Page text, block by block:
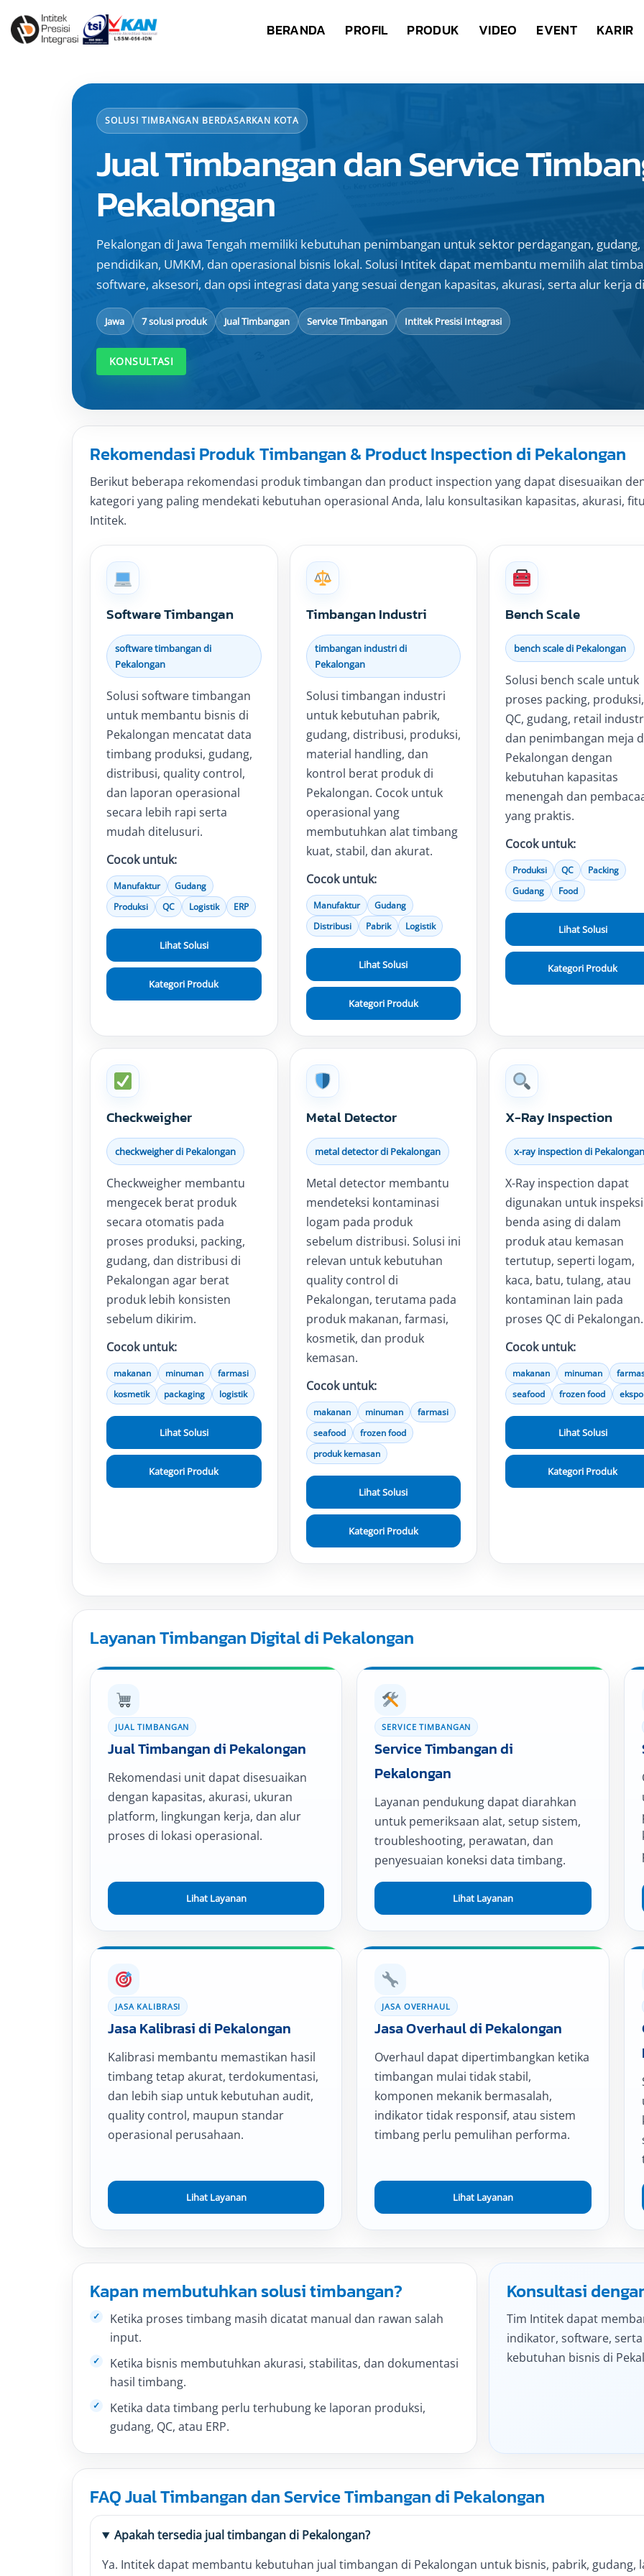
to
content
BERANDA PROFIL PRODUK VIDEO EVENT KARIR
SOLUSI TIMBANGAN BERDASARKAN KOTA
Jual Timbangan dan Service
Pekalongan
Pekalongan di Jawa Tengah memiliki kebutuhan penimbangan untuk sektor perdagangan,
pendidikan, UMKM, dan operasional bisnis lokal. Solusi Intitek dapat membantu memilih alat
software, aksesori, dan opsi integrasi data yang sesuai dengan kapasitas, akurasi, serta alur kerja
Jawa 7 solusi produk Jual Timbangan Service Timbangan Intitek Presisi Integrasi
KONSULTASI
Rekomendasi Produk Timbangan & Product Inspection di Pekalongan
Berikut beberapa rekomendasi produk timbangan dan product inspection yang dapat disesuaikan
kategori yang paling mendekati kebutuhan operasional Anda, lalu konsultasikan kapasitas, akurasi,
Intitek.
Software Timbangan
software timbangan di
Pekalongan
Solusi software timbangan
untuk membantu bisnis di
Pekalongan mencatat data
timbang produksi, gudang,
distribusi, quality control,
dan laporan operasional
secara lebih rapi serta
mudah ditelusuri.
Cocok untuk:
Manufaktur
Gudang
Produksi
QC Logistik ERP
Lihat Solusi
Kategori Produk
Timbangan Industri
timbangan industri di
Pekalongan
Solusi timbangan industri
untuk kebutuhan pabrik,
gudang, distribusi, produksi,
material handling, dan
kontrol berat produk di
Pekalongan. Cocok untuk
operasional yang
membutuhkan alat timbang
kuat, stabil, dan akurat.
Cocok untuk:
Manufaktur
Gudang
Distribusi
Pabrik Logistik
Lihat Solusi
Kategori Produk
Bench Scale
bench scale di Pekalongan
Solusi bench scale untuk
proses packing, produksi,
QC, gudang, retail
dan penimbangan meja
Pekalongan dengan
kebutuhan kapasitas
menengah dan
yang praktis.
Cocok untuk:
Produksi QC
Packing
Gudang
Food
Lihat Solusi
Kategori Produk
Checkweigher
checkweigher di Pekalongan
Checkweigher membantu
mengecek berat produk
secara otomatis pada
proses produksi, packing,
gudang, dan distribusi di
Pekalongan agar berat
produk lebih konsisten
sebelum dikirim.
Cocok untuk:
makanan minuman
farmasi
kosmetik
packaging logistik
Lihat Solusi
Kategori Produk
Metal Detector
metal detector di Pekalongan
Metal detector membantu
mendeteksi kontaminasi
logam pada produk
sebelum distribusi. Solusi ini
relevan untuk kebutuhan
quality control di
Pekalongan, terutama pada
produk makanan, farmasi,
kosmetik, dan produk
kemasan.
Cocok untuk:
makanan minuman
farmasi
seafood
frozen food
produk kemasan
Lihat Solusi
Kategori Produk
X-Ray Inspection
x-ray inspection di Pekalongan
X-Ray inspection dapat
digunakan untuk inspeksi
benda asing di dalam
produk atau kemasan
tertutup, seperti logam,
kaca, batu, tulang, atau
kontaminan lain pada
proses QC di Pekalongan.
Cocok untuk:
makanan minuman
seafood
frozen food
Lihat Solusi
Kategori Produk
Layanan Timbangan Digital di Pekalongan
JUAL TIMBANGAN
Jual Timbangan di Pekalongan
Rekomendasi unit dapat disesuaikan
dengan kapasitas, akurasi, ukuran
platform, lingkungan kerja, dan alur
proses di lokasi operasional.
Lihat Layanan
SERVICE TIMBANGAN
Service Timbangan di
Pekalongan
Layanan pendukung dapat diarahkan
untuk pemeriksaan alat, setup sistem,
troubleshooting, perawatan, dan
penyesuaian koneksi data timbang.
Lihat Layanan
JASA KALIBRASI
Jasa Kalibrasi di Pekalongan
Kalibrasi membantu memastikan hasil
timbang tetap akurat, terdokumentasi,
dan lebih siap untuk kebutuhan audit,
quality control, maupun standar
operasional perusahaan.
Lihat Layanan
JASA OVERHAUL
Jasa Overhaul di Pekalongan
Overhaul dapat dipertimbangkan ketika
timbangan mulai tidak stabil,
komponen mekanik bermasalah,
indikator tidak responsif, atau sistem
timbang perlu pemulihan performa.
Lihat Layanan
Kapan membutuhkan solusi timbangan?
Ketika proses timbang masih dicatat manual dan rawan salah
input.
Ketika bisnis membutuhkan akurasi, stabilitas, dan dokumentasi
hasil timbang.
Ketika data timbang perlu terhubung ke laporan produksi,
gudang, QC, atau ERP.
Konsultasi
Tim Intitek dapat
indikator, software,
kebutuhan bisnis di
FAQ Jual Timbangan dan Service Timbangan di Pekalongan
Apakah tersedia jual timbangan di Pekalongan?
Ya. Intitek dapat membantu kebutuhan jual timbangan di Pekalongan untuk bisnis, pabrik,